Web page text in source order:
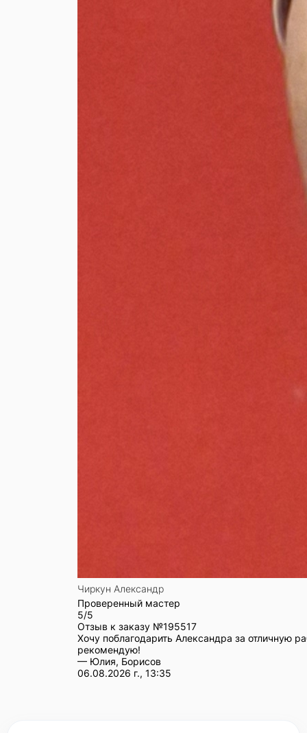
Чиркун Александр
Проверенный мастер
5/5
Отзыв к заказу №195517
Хочу поблагодарить Александра за отличную
рекомендую!
— Юлия, Борисов
06.08.2026 г., 13:35